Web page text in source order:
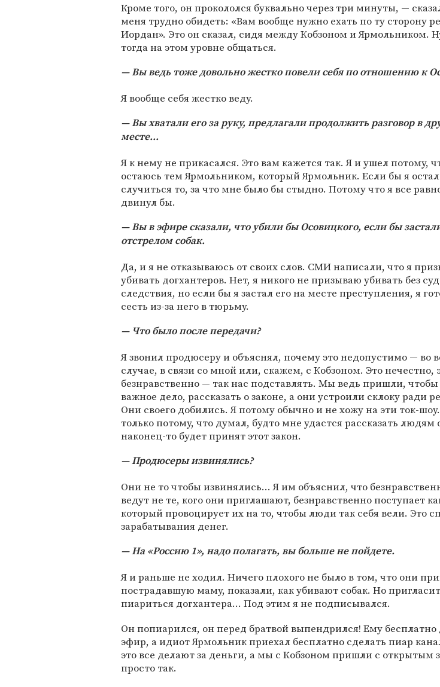
Кроме того, он прокололся буквально через три минуты, —
меня трудно обидеть: «Вам вообще нужно ехать по ту сторону
Иордан». Это он сказал, сидя между Кобзоном и Ярмольником.
тогда на этом уровне общаться.
Вы ведь тоже довольно жестко повели себя по отношению к
Я вообще себя жестко веду.
Вы хватали его за руку, предлагали продолжить разговор в
месте...
Я к нему не прикасался. Это вам кажется так. Я и ушел потому,
остаюсь тем Ярмольником, который Ярмольник. Если бы я
случиться то, за что мне было бы стыдно. Потому что я все
двинул бы.
Вы в эфире сказали, что убили бы Осовицкого, если бы
отстрелом собак.
Да, и я не отказываюсь от своих слов. СМИ написали, что я
убивать догхантеров. Нет, я никого не призываю убивать без
следствия, но если бы я застал его на месте преступления, я
сесть из-за него в тюрьму.
Что было после передачи?
Я звонил продюсеру и объяснял, почему это недопустимо — во
случае, в связи со мной или, скажем, с Кобзоном. Это нечестно,
безнравственно — так нас подставлять. Мы ведь пришли, чтобы
важное дело, рассказать о законе, а они устроили склоку ради
Они своего добились. Я потому обычно и не хожу на эти ток-
только потому, что думал, будто мне удастся рассказать людям
наконец-то будет принят этот закон.
Продюсеры извинялись?
Они не то чтобы извинялись... Я им объяснил, что
ведут не те, кого они приглашают, безнравственно поступает
который провоцирует их на то, чтобы люди так себя вели. Это
зарабатывания денег.
На «Россию 1», надо полагать, вы больше не пойдете.
Я и раньше не ходил. Ничего плохого не было в том, что они
пострадавшую маму, показали, как убивают собак. Но
пиариться догхантера... Под этим я не подписывался.
Он попиарился, он перед братвой выпендрился! Ему бесплатно
эфир, а идиот Ярмольник приехал бесплатно сделать пиар
это все делают за деньги, а мы с Кобзоном пришли с открытым
просто так.